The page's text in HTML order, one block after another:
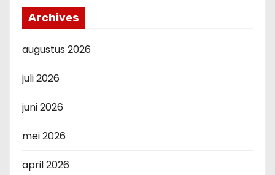
Archives
augustus 2026
juli 2026
juni 2026
mei 2026
april 2026